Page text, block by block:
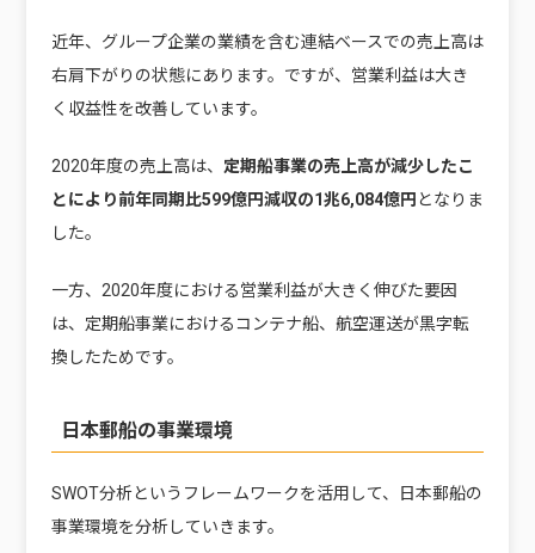
近年、グループ企業の業績を含む連結ベースでの売上高は
右肩下がりの状態にあります。ですが、営業利益は大き
く収益性を改善しています。
2020年度の売上高は、 定期船事業の売上高が減少したこ
とにより前年同期比599億円減収の1兆6,084億円 となりま
した。
一方、2020年度における営業利益が大きく伸びた要因
は、定期船事業におけるコンテナ船、航空運送が黒字転
換したためです。
日本郵船の事業環境
SWOT分析というフレームワークを活用して、日本郵船の
事業環境を分析していきます。